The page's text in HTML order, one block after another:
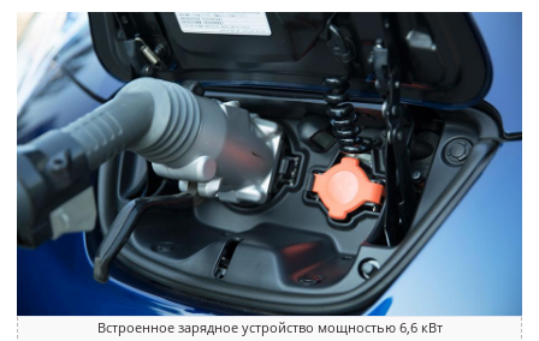
Встроенное зарядное устройство мощностью 6,6 кВт